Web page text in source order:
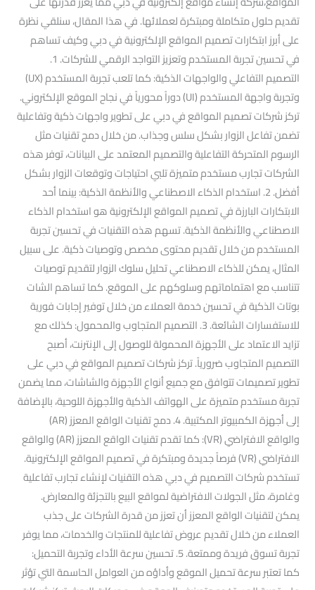
تقديم حلول متكاملة ومبتكرة لعملائها. في هذا المقال، سنلقي نظرة
على أبرز ابتكارات تصميم المواقع الإلكترونية في دبي وكيف تساهم
في تحسين تجربة المستخدم وتعزيز التواجد الرقمي للشركات. 1.
التصميم التفاعلي والواجهات الذكية: كما تلعب تجربة المستخدم (UX)
وتجربة واجهة المستخدم (UI) دوراً محورياً في نجاح الموقع الإلكتروني.
تركز شركات تصميم المواقع في دبي على تطوير واجهات ذكية وتفاعلية
تضمن تفاعل الزوار بشكل سلس وجذاب. من خلال دمج تقنيات مثل
الرسوم المتحركة التفاعلية والتصميم المعتمد على البيانات، توفر هذه
الشركات تجارب مستخدم متميزة تلبي احتياجات وتوقعات الزوار بشكل
أفضل. 2. استخدام الذكاء الاصطناعي والأنظمة الذكية: بينما أحد
الابتكارات البارزة في تصميم المواقع الإلكترونية هو استخدام الذكاء
الاصطناعي والأنظمة الذكية. تسهم هذه التقنيات في تحسين تجربة
المستخدم من خلال تقديم محتوى مخصص وتوصيات ذكية. على سبيل
المثال، يمكن للذكاء الاصطناعي تحليل سلوك الزوار لتقديم توصيات
تتناسب مع اهتماماتهم وسلوكهم على الموقع. كما تساهم الشات
بوتات الذكية في تحسين خدمة العملاء من خلال توفير إجابات فورية
للاستفسارات الشائعة. 3. التصميم المتجاوب والمحمول: كذلك مع
تزايد الاعتماد على الأجهزة المحمولة للوصول إلى الإنترنت، أصبح
التصميم المتجاوب ضرورياً. تركز شركات تصميم المواقع في دبي على
تطوير تصميمات تتوافق مع جميع أنواع الأجهزة والشاشات، مما يضمن
تجربة مستخدم متميزة على الهواتف الذكية والأجهزة اللوحية، بالإضافة
إلى أجهزة الكمبيوتر المكتبية. 4. دمج تقنيات الواقع المعزز (AR)
والواقع الافتراضي (VR): كما تقدم تقنيات الواقع المعزز (AR) والواقع
الافتراضي (VR) فرصاً جديدة ومبتكرة في تصميم المواقع الإلكترونية.
تستخدم شركات التصميم في دبي هذه التقنيات لإنشاء تجارب تفاعلية
وغامرة، مثل الجولات الافتراضية لمواقع البيع بالتجزئة والمعارض.
يمكن لتقنيات الواقع المعزز أن تعزز من قدرة الشركات على جذب
العملاء من خلال تقديم عروض تفاعلية للمنتجات والخدمات، مما يوفر
تجربة تسوق فريدة وممتعة. 5. تحسين سرعة الأداء وتجربة التحميل:
كما تعتبر سرعة تحميل الموقع وأداؤه من العوامل الحاسمة التي تؤثر